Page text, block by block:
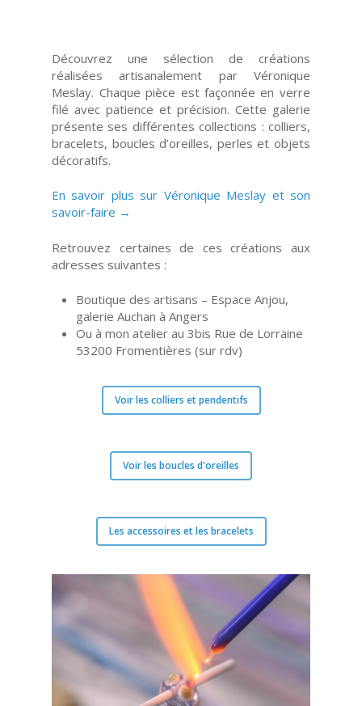
Découvrez une sélection de créations
réalisées artisanalement par Véronique
Meslay. Chaque pièce est façonnée en verre
filé avec patience et précision. Cette galerie
présente ses différentes collections : colliers,
bracelets, boucles d’oreilles, perles et objets
décoratifs.
En savoir plus sur Véronique Meslay et son
savoir-faire →
Retrouvez certaines de ces créations aux
adresses suivantes :
Boutique des artisans – Espace Anjou,
galerie Auchan à Angers
Ou à mon atelier au 3bis Rue de Lorraine
53200 Fromentières (sur rdv)
Voir les colliers et pendentifs
Voir les boucles d'oreilles
Les accessoires et les bracelets